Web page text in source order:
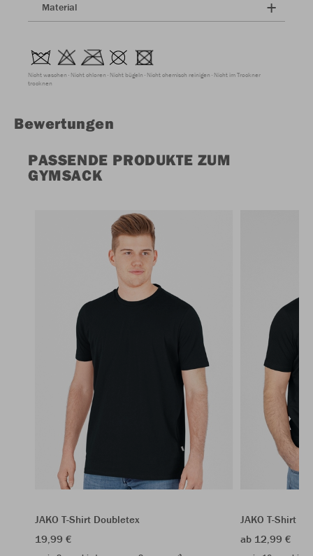
Material
Nicht waschen Nicht chloren Nicht bügeln Nicht chemisch reinigen Nicht im Trockner
trocknen
Bewertungen
PASSENDE PRODUKTE ZUM
GYMSACK
JAKO T-Shirt Doubletex
19,99 €
JAKO T-Shirt
ab 12,99 €